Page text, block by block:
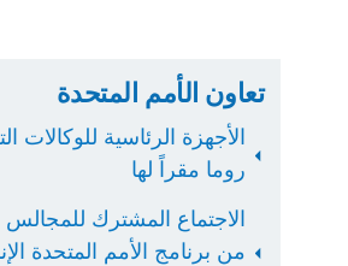
تعاون الأمم المتحدة
الأجهزة الرئاسية للوكالات
روما مقراً لها
الاجتماع المشترك للمجالس
من برنامج الأمم المتحدة